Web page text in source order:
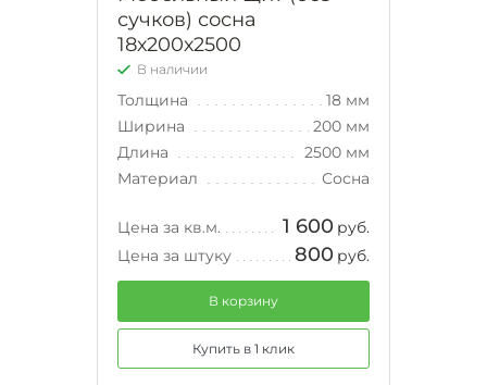
сучков) сосна
18х200х2500
В наличии
Толщина
18 мм
Ширина
200 мм
Длина
2500 мм
Материал
Сосна
Цена за кв.м. 1 600 руб.
Цена за штуку
800 руб.
В корзину
Купить в 1 клик